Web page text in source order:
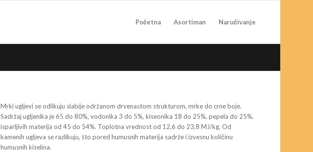
Početna Asortiman Naručivanje
Mrki ugljevi se odlikuju slabije održanom drvenastom strukturom, mrke do crne boje.
Sadržaj ugljenika je 65 do 80%, vodonika 3 do 5%, kiseonika 18 do 25%, pepela do 25%,
isparljivih materija od 45 do 54%. Toplotna vrednost od 12,6 do 23,8 MJ/kg. Od
kamenih ugljeva se razlikuju, što pored humusnih materija sadrže i izvesnu količinu
humusnih kiselina.